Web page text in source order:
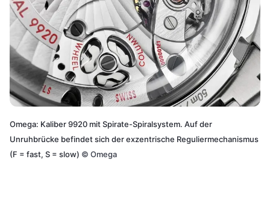
Omega: Kaliber 9920 mit Spirate-Spiralsystem. Auf der
Unruhbrücke befindet sich der exzentrische Reguliermechanismus
(F = fast, S = slow) © Omega